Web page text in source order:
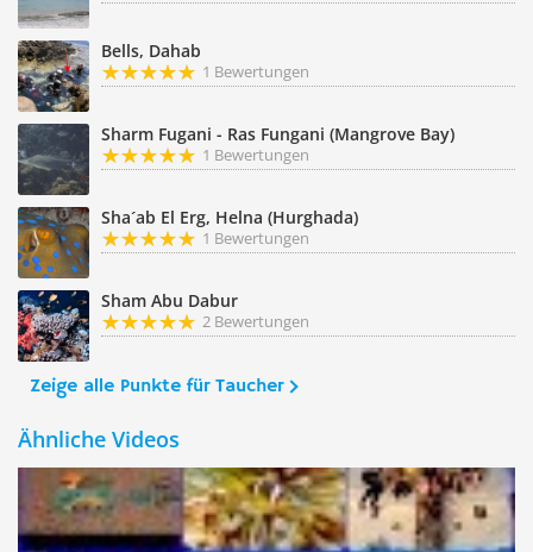
Bells, Dahab
1 Bewertungen
Sharm Fugani - Ras Fungani (Mangrove Bay)
1 Bewertungen
Sha´ab El Erg, Helna (Hurghada)
1 Bewertungen
Sham Abu Dabur
2 Bewertungen
Zeige alle Punkte für Taucher
Ähnliche Videos